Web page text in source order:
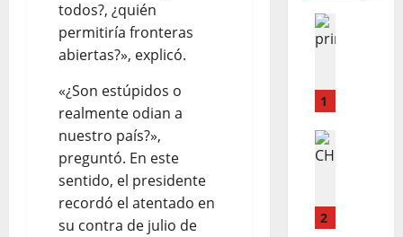
todos?, ¿quién
permitiría fronteras
abiertas?», explicó.
«¿Son estúpidos o
realmente odian a
nuestro país?»,
preguntó. En este
sentido, el presidente
recordó el atentado en
su contra de julio de
1
2